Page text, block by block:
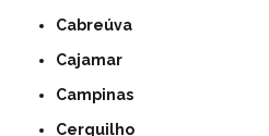
Cabreúva
Cajamar
Campinas
Cerquilho